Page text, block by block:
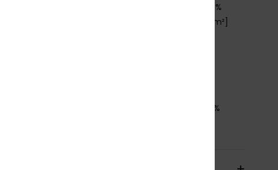
80 % Baumwolle, 20 %
recyceltes Polyester, gebürsteter Sweatstoff [280 g/m²]
[Hauptstoff] 60 % Baumwolle, 40 %